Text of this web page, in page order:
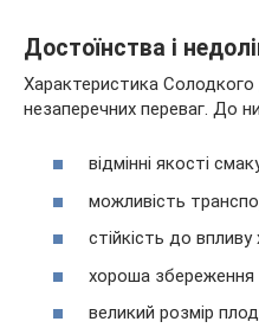
Достоїнства і
Характеристика
незаперечних переваг. До
відмінні якості
можливість
стійкість до впливу
хороша збереження
великий розмір